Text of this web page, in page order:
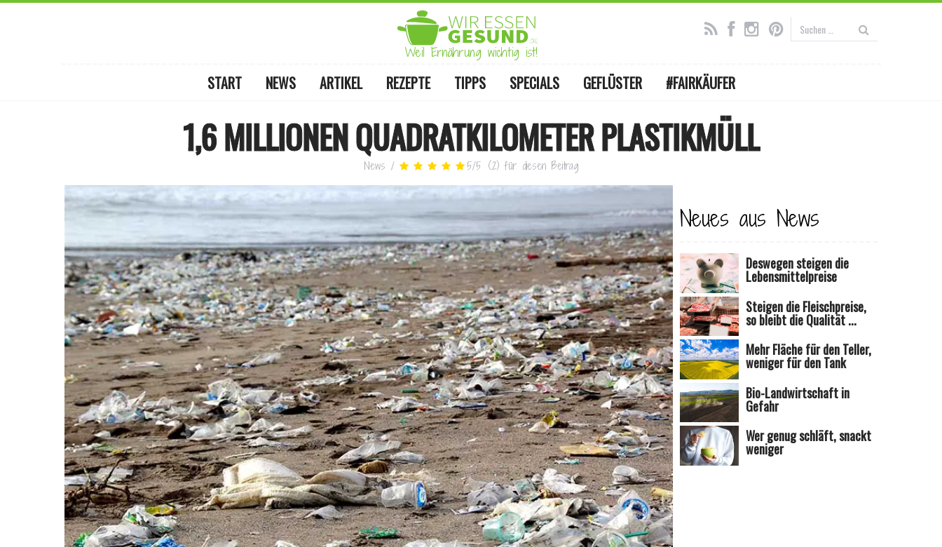
Weil Ernährung wichtig ist!
START NEWS ARTIKEL REZEPTE TIPPS SPECIALS GEFLÜSTER #FAIRKÄUFER
1,6 MILLIONEN QUADRATKILOMETER PLASTIKMÜLL
News / 5/5 (2) für diesen Beitrag
Neues aus News
Deswegen steigen die
Lebensmittelpreise
Steigen die Fleischpreise,
so bleibt die Qualität ...
Mehr Fläche für den Teller,
weniger für den Tank
Bio-Landwirtschaft in
Gefahr
Wer genug schläft, snackt
weniger